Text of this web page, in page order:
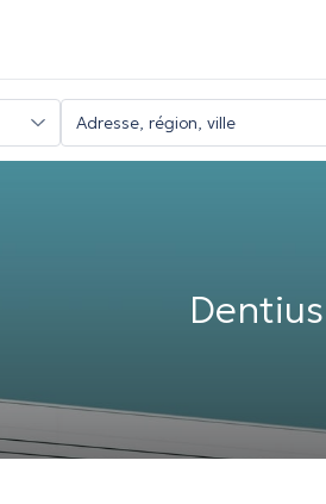
Dentius